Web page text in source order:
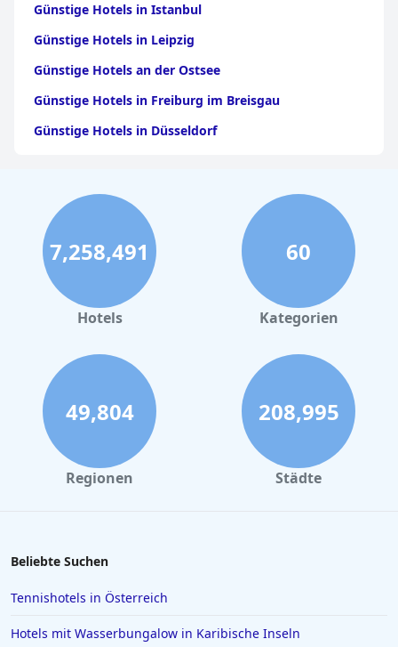
Günstige Hotels in Istanbul
Günstige Hotels in Leipzig
Günstige Hotels an der Ostsee
Günstige Hotels in Freiburg im Breisgau
Günstige Hotels in Düsseldorf
Günstige Hotels in Mannheim
Günstige Hotels in der Türkei
Günstige Hotels in Dubai
Günstige Hotels in Wien
Günstige Hotels in Kopenhagen
Günstige Hotels in Magdeburg
Günstige Hotels im Schwarzwald
Günstige Hotels in Alanya
Günstige Hotels in Athen
7,258,491
Hotels
60
Kategorien
49,804
Regionen
208,995
Städte
Beliebte Suchen
Tennishotels in Österreich
Hotels mit Wasserbungalow in Karibische Inseln